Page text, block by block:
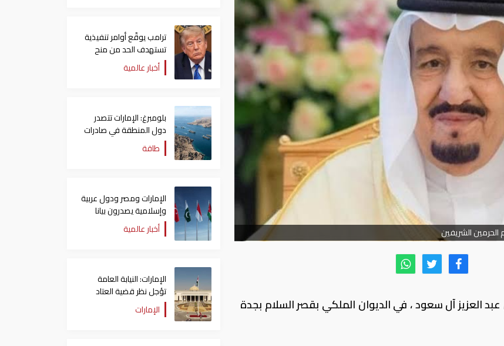
الحرمين الشريفين
العزيز آل سعود ، في الديوان الملكي بقصر السلام بجدة
ترامب يوقّع أوامر تنفيذية
تستهدف الحد من منح
الجنسية الأمريكية بالولادة
أخبار عالمية
بلومبرغ: الإمارات تتصدر
دول المنطقة في صادرات
النفط عبر مضيق هرمز
طاقة
الإمارات ومصر ودول عربية
وإسلامية يصدرون بيانا
مشتركا بشأن الانتهاكات
الإسرائيلية في غزة
أخبار عالمية
الإمارات: النيابة العامة
تؤجل نظر قضية العتاد
العسكري للسودان
الإمارات